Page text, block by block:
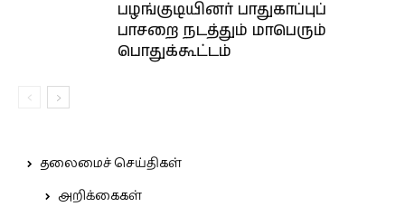
பழங்குடியினர் பாதுகாப்புப்
பாசறை நடத்தும் மாபெரும்
பொதுக்கூட்டம்
தலைமைச் செய்திகள்
அறிக்கைகள்